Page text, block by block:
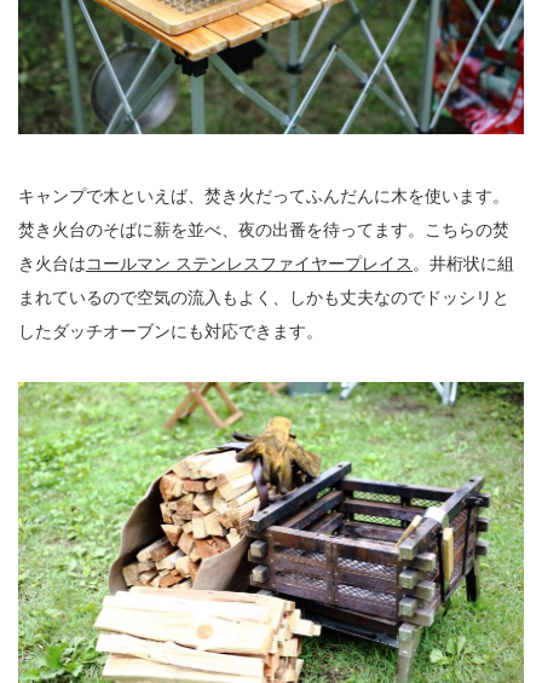
キャンプで木といえば、焚き火だってふんだんに木を使います。
焚き火台のそばに薪を並べ、夜の出番を待ってます。こちらの焚
き火台はコールマン ステンレスファイヤープレイス。井桁状に組
まれているので空気の流入もよく、しかも丈夫なのでドッシリと
したダッチオーブンにも対応できます。